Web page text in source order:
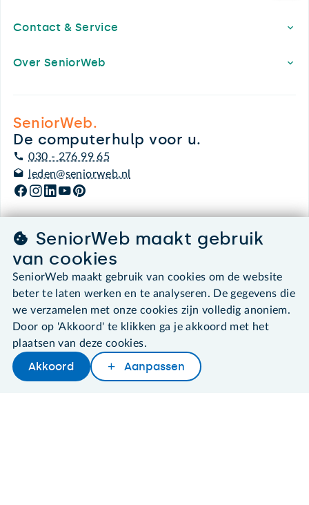
Later lezen Delen Woordenboek
Contact & Service
Over SeniorWeb
SeniorWeb.
De computerhulp voor u.
030 - 276 99 65
leden@seniorweb.nl
©2026 SeniorWeb
Algemene voorwaarden
Cookies en cookie-instellingen
Disclaimer
Privacybeleid
About SeniorWeb
SeniorWeb maakt gebruik
van cookies
SeniorWeb maakt gebruik van cookies om de website
beter te laten werken en te analyseren. De gegevens die
we verzamelen met onze cookies zijn volledig anoniem.
Door op 'Akkoord' te klikken ga je akkoord met het
plaatsen van deze cookies.
Akkoord Aanpassen